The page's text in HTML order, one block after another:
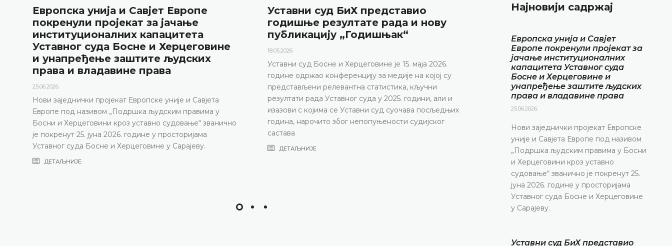
Европска унија и Савјет Европе
покренули пројекат за јачање
институционалних капацитета
Уставног суда Босне и Херцеговине
и унапређење заштите људских
права и владавине права
25.06.2026.
Нови заједнички пројекат Европске уније и Савјета
Европе под називом „Подршка људским правима у
Босни и Херцеговини кроз уставно судовање“ званично
је покренут 25. јуна 2026. године у просторијама
Уставног суда Босне и Херцеговине у Сарајеву.
ДЕТАЉНИЈЕ
Уставни суд БиХ представио
годишње резултате рада и нову
публикацију „Годишњак“
18.05.2026.
Уставни суд Босне и Херцеговине је 15. маја 2026.
године одржао конференцију за медије на којој су
представљени релевантна статистика, кључни
резултати рада Уставног суда у 2025. години, али и
изазови с којима се Уставни суд суочава посљедњих
година, нарочито због непопуњености судијског
састава
ДЕТАЉНИЈЕ
Најава конференције за
Уставни суд Босне и Херцеговине
маја 2026. године у термину од 10.00 до 11.30
конференцију за медије
ДЕТАЉНИЈЕ
Најновији садржај
Европска унија и Савјет
Европе покренули пројекат за
јачање институционалних
капацитета Уставног суда
Босне и Херцеговине и
унапређење заштите људских
права и владавине права
25.06.2026.
Нови заједнички пројекат Европске
уније и Савјета Европе под називом
„Подршка људским правима у Босни
и Херцеговини кроз уставно
судовање“ званично је покренут 25.
јуна 2026. године у просторијама
Уставног суда Босне и Херцеговине
у Сарајеву.
Уставни суд БиХ представио